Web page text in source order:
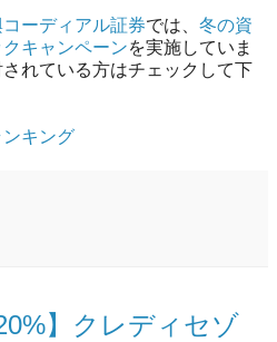
コーディアル証券では、 冬の資
キャンペーンを実施していま
れている方はチェックして下
キング
】クレディセゾ